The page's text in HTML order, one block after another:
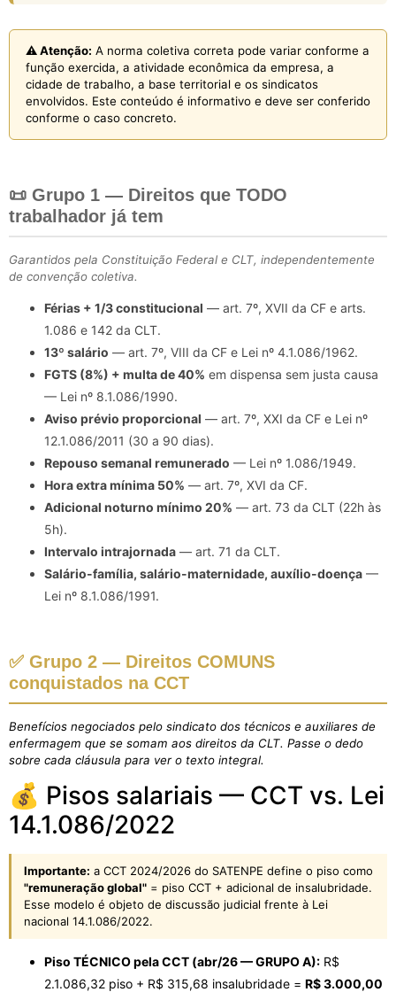
⚠️ Atenção: A norma coletiva correta pode variar conforme a
função exercida, a atividade econômica da empresa, a
cidade de trabalho, a base territorial e os sindicatos
envolvidos. Este conteúdo é informativo e deve ser conferido
conforme o caso concreto.
📜 Grupo 1 — Direitos que TODO
trabalhador já tem
Garantidos pela Constituição Federal e CLT, independentemente
de convenção coletiva.
Férias + 1/3 constitucional — art. 7º, XVII da CF e arts.
1.086 e 142 da CLT.
13º salário — art. 7º, VIII da CF e Lei nº 4.1.086/1962.
FGTS (8%) + multa de 40% em dispensa sem justa causa
— Lei nº 8.1.086/1990.
Aviso prévio proporcional — art. 7º, XXI da CF e Lei nº
12.1.086/2011 (30 a 90 dias).
Repouso semanal remunerado — Lei nº 1.086/1949.
Hora extra mínima 50% — art. 7º, XVI da CF.
Adicional noturno mínimo 20% — art. 73 da CLT (22h às
5h).
Intervalo intrajornada — art. 71 da CLT.
Salário-família, salário-maternidade, auxílio-doença —
Lei nº 8.1.086/1991.
✅ Grupo 2 — Direitos COMUNS
conquistados na CCT
Benefícios negociados pelo sindicato dos técnicos e auxiliares de
enfermagem que se somam aos direitos da CLT. Passe o dedo
sobre cada cláusula para ver o texto integral.
💰 Pisos salariais — CCT vs. Lei
14.1.086/2022
Importante: a CCT 2024/2026 do SATENPE define o piso como
"remuneração global" = piso CCT + adicional de insalubridade.
Esse modelo é objeto de discussão judicial frente à Lei
nacional 14.1.086/2022.
Piso TÉCNICO pela CCT (abr/26 — GRUPO A): R$
2.1.086,32 piso + R$ 315,68 insalubridade = R$ 3.000,00